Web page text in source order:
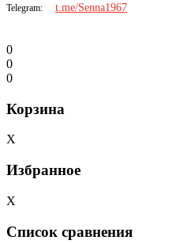
Telegram: t.me/Senna1967
0
0
0
Корзина
X
Избранное
X
Список сравнения